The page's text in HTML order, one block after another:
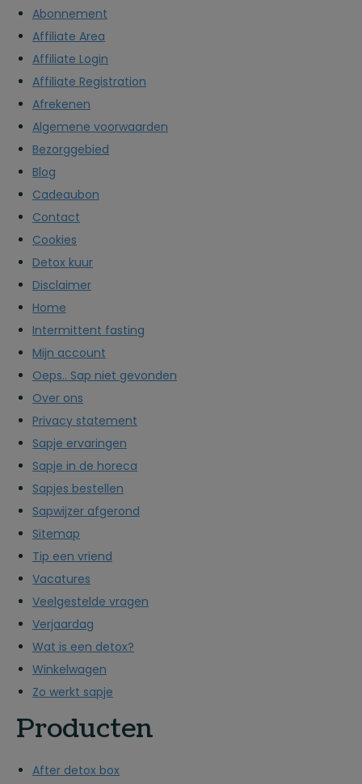
Abonnement
Affiliate Area
Affiliate Login
Affiliate Registration
Afrekenen
Algemene voorwaarden
Bezorggebied
Blog
Cadeaubon
Contact
Cookies
Detox kuur
Disclaimer
Home
Intermittent fasting
Mijn account
Oeps.. Sap niet gevonden
Over ons
Privacy statement
Sapje ervaringen
Sapje in de horeca
Sapjes bestellen
Sapwijzer afgerond
Sitemap
Tip een vriend
Vacatures
Veelgestelde vragen
Verjaardag
Wat is een detox?
Winkelwagen
Zo werkt sapje
Producten
After detox box